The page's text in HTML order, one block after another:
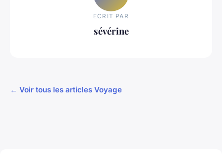
ECRIT PAR
sévérine
← Voir tous les articles Voyage